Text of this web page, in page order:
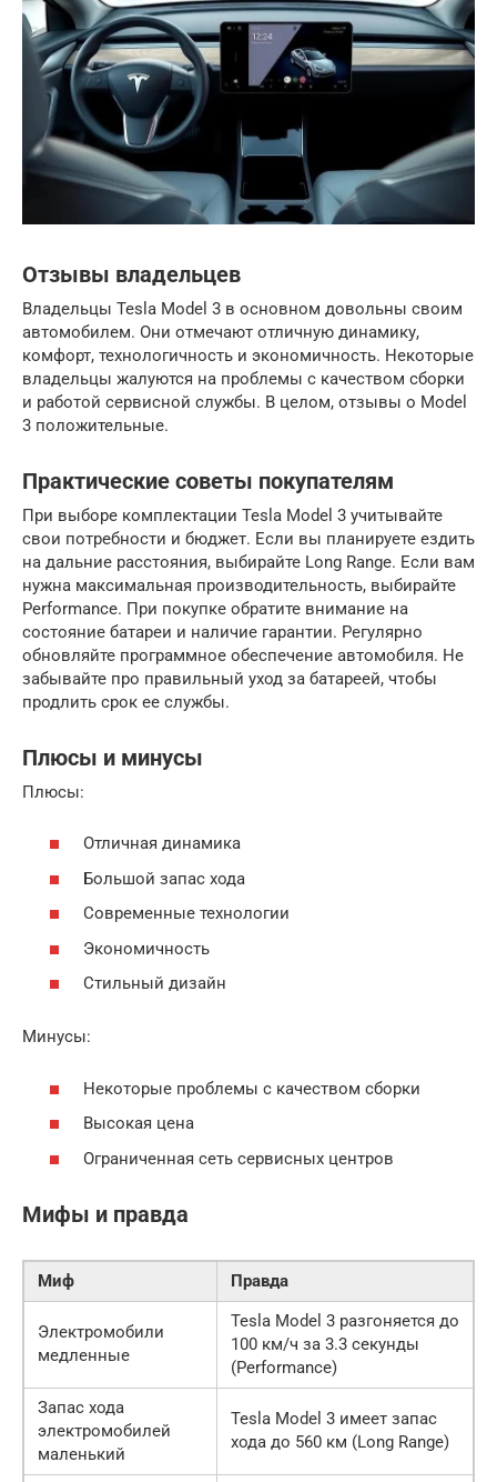
Отзывы владельцев
Владельцы Tesla Model 3 в основном довольны своим
автомобилем. Они отмечают отличную динамику,
комфорт, технологичность и экономичность. Некоторые
владельцы жалуются на проблемы с качеством сборки
и работой сервисной службы. В целом, отзывы о Model
3 положительные.
Практические советы покупателям
При выборе комплектации Tesla Model 3 учитывайте
свои потребности и бюджет. Если вы планируете ездить
на дальние расстояния, выбирайте Long Range. Если вам
нужна максимальная производительность, выбирайте
Performance. При покупке обратите внимание на
состояние батареи и наличие гарантии. Регулярно
обновляйте программное обеспечение автомобиля. Не
забывайте про правильный уход за батареей, чтобы
продлить срок ее службы.
Плюсы и минусы
Плюсы:
Отличная динамика
Большой запас хода
Современные технологии
Экономичность
Стильный дизайн
Минусы:
Некоторые проблемы с качеством сборки
Высокая цена
Ограниченная сеть сервисных центров
Мифы и правда
Миф Правда
Электромобили
медленные
Tesla Model 3 разгоняется до
100 км/ч за 3.3 секунды
(Performance)
Запас хода
электромобилей
маленький
Tesla Model 3 имеет запас
хода до 560 км (Long Range)